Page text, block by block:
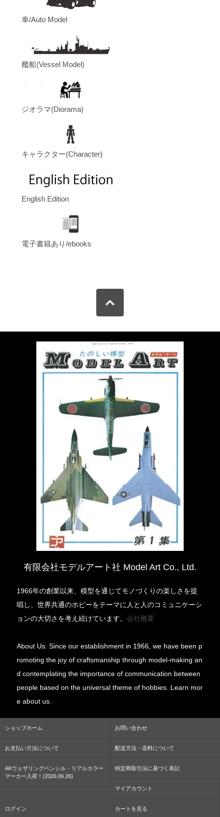
車/Auto Model
艦船(Vessel Model)
ジオラマ(Diorama)
キャラクター(Character)
English Edition
電子書籍あり/ebooks
有限会社モデルアート社 Model Art Co., Ltd.
1966年の創業以来、模型を通じてモノづくりの楽しさを提
唱し、世界共通のホビーをテーマに人と人のコミュニケーシ
ョンの大切さを考え続けています。会社概要
About Us: Since our establishment in 1966, we have been p
romoting the joy of craftsmanship through model-making an
d contemplating the importance of communication between
people based on the universal theme of hobbies. Learn mor
e about us.
ショップホーム お問い合わせ
お支払い方法について 配送方法・送料について
AKウェザリングペンシル・リアルカラー
マーカー入荷！(2026.06.26)
特定商取引法に基づく表記
マイアカウント
ログイン カートを見る